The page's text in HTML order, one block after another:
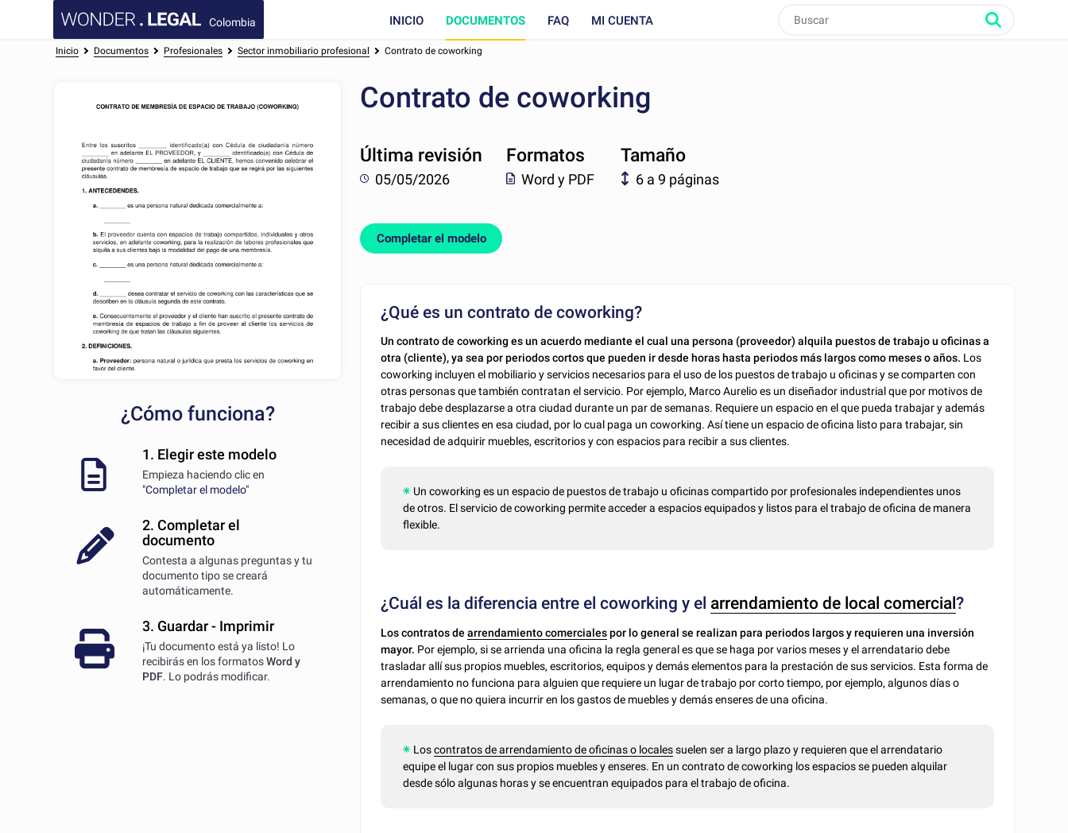
Colombia INICIO DOCUMENTOS FAQ MI CUENTA
Inicio Documentos Profesionales Sector inmobiliario profesional Contrato de coworking
¿Cómo funciona?
1. Elegir este modelo
Empieza haciendo clic en
"Completar el modelo"
2. Completar el
documento
Contesta a algunas preguntas y tu
documento tipo se creará
automáticamente.
3. Guardar - Imprimir
¡Tu documento está ya listo! Lo
recibirás en los formatosWord y
PDF. Lo podrás modificar.
Contrato de coworking
Última revisión
05/05/2026
Formatos
Word y PDF
Tamaño
6 a 9 páginas
Completar el modelo
¿Qué es un contrato de coworking?
Un contrato de coworking es un acuerdo mediante el cual una persona (proveedor) alquila puestos de trabajo u oficinas a
otra (cliente), ya sea por periodos cortos que pueden ir desde horas hasta periodos más largos como meses o años. Los
coworking incluyen el mobiliario y servicios necesarios para el uso de los puestos de trabajo u oficinas y se comparten con
otras personas que también contratan el servicio. Por ejemplo, Marco Aurelio es un diseñador industrial que por motivos de
trabajo debe desplazarse a otra ciudad durante un par de semanas. Requiere un espacio en el que pueda trabajar y además
recibir a sus clientes en esa ciudad, por lo cual paga un coworking. Así tiene un espacio de oficina listo para trabajar, sin
necesidad de adquirir muebles, escritorios y con espacios para recibir a sus clientes.
Un coworking es un espacio de puestos de trabajo u oficinas compartido por profesionales independientes unos
de otros. El servicio de coworking permite acceder a espacios equipados y listos para el trabajo de oficina de manera
flexible.
¿Cuál es la diferencia entre el coworking y el arrendamiento de local comercial?
Los contratos dearrendamiento comercialespor lo general se realizan para periodos largos y requieren una inversión
mayor. Por ejemplo, si se arrienda una oficina la regla general es que se haga por varios meses y el arrendatario debe
trasladar allí sus propios muebles, escritorios, equipos y demás elementos para la prestación de sus servicios. Esta forma de
arrendamiento no funciona para alguien que requiere un lugar de trabajo por corto tiempo, por ejemplo, algunos días o
semanas, o que no quiera incurrir en los gastos de muebles y demás enseres de una oficina.
Loscontratos de arrendamiento de oficinas o localessuelen ser a largo plazo y requieren que el arrendatario
equipe el lugar con sus propios muebles y enseres. En un contrato de coworking los espacios se pueden alquilar
desde sólo algunas horas y se encuentran equipados para el trabajo de oficina.